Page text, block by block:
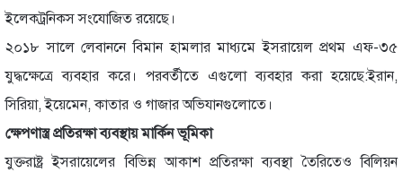
ইলেকট্রনিকস সংযোজিত রয়েছে।
২০১৮ সালে লেবাননে বিমান হামলার মাধ্যমে ইসরায়েল প্রথম এফ-৩৫
যুদ্ধক্ষেত্রে ব্যবহার করে। পরবর্তীতে এগুলো ব্যবহার করা হয়েছে:ইরান,
সিরিয়া, ইয়েমেন, কাতার ও গাজার অভিযানগুলোতে।
ক্ষেপণাস্ত্র প্রতিরক্ষা ব্যবস্থায় মার্কিন ভূমিকা
যুক্তরাষ্ট্র ইসরায়েলের বিভিন্ন আকাশ প্রতিরক্ষা ব্যবস্থা তৈরিতেও বিলিয়ন